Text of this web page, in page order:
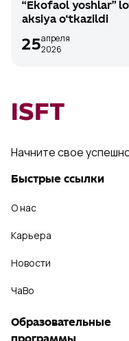
“Ekofaol yoshlar”
aksiya o‘tkazildi
25апреля
2026
ISFT
Начните свое
Быстрые ссылки
О нас
Карьера
Новости
ЧаВо
Образовательные